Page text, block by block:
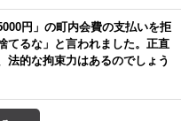
円」の町内会費の支払いを拒
てるな」と言われました。正直
法的な拘束力はあるのでしょう